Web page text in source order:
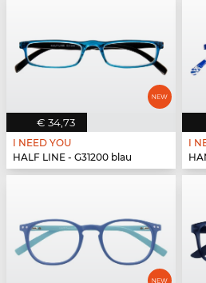
€ 34,73
I NEED YOU
HALF LINE - G31200 blau
I